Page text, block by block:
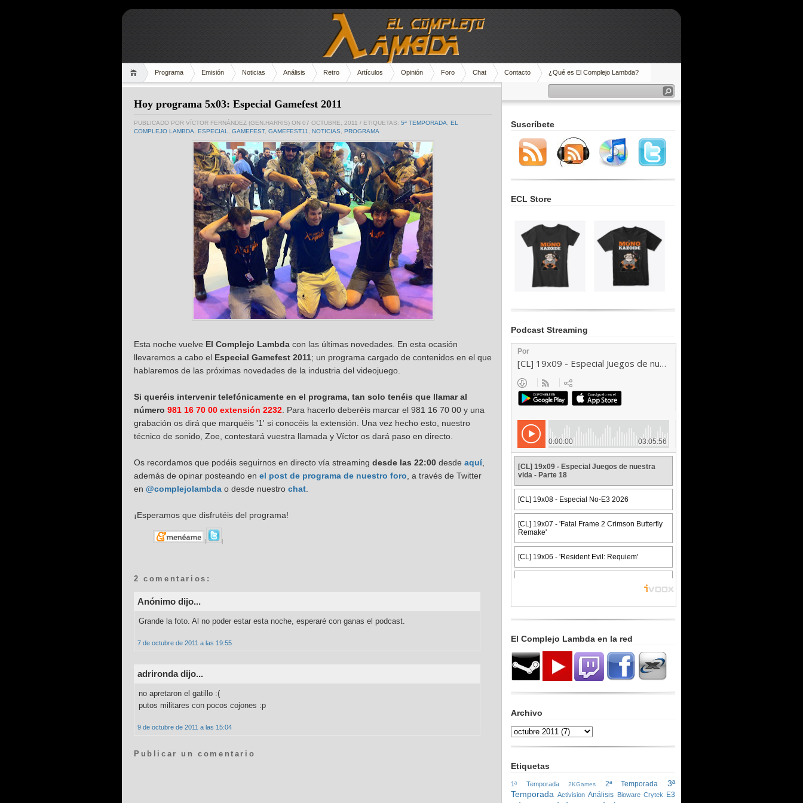
Programa Emisión Noticias Análisis Retro Artículos Opinión Foro Chat Contacto ¿Qué es El Complejo Lambda?
Hoy programa 5x03: Especial Gamefest 2011
PUBLICADO POR VÍCTOR FERNÁNDEZ (GEN.HARRIS) ON 07 OCTUBRE, 2011 / ETIQUETAS: 5ª TEMPORADA
EL
COMPLEJO LAMBDA
ESPECIAL GAMEFEST, GAMEFEST11 NOTICIAS PROGRAMA
Esta noche vuelve El Complejo Lambda con las últimas novedades. En esta ocasión
llevaremos a cabo el Especial Gamefest 2011; un programa cargado de contenidos en el que
hablaremos de las próximas novedades de la industria del videojuego.
Si queréis intervenir telefónicamente en el programa, tan solo tenéis que llamar al
número 981 16 70 00 extensión 2232 . Para hacerlo deberéis marcar el 981 16 70 00 y una
grabación os dirá que marquéis '1' si conocéis la extensión. Una vez hecho esto, nuestro
técnico de sonido, Zoe, contestará vuestra llamada y Víctor os dará paso en directo.
Os recordamos que podéis seguirnos en directo vía streaming desde las 22:00 desde aquí,
además de opinar posteando en el post de programa de nuestro foro , a través de Twitter
en @complejolambda o desde nuestro chat
¡Esperamos que disfrutéis del programa!
| |
2 comentarios:
Anónimo dijo...
Grande la foto. Al no poder estar esta noche, esperaré con ganas el podcast.
7 de octubre de 2011 a las 19:55
adrironda dijo...
no apretaron el gatillo :(
putos militares con pocos cojones :p
9 de octubre de 2011 a las 15:04
Publicar un comentario
Suscríbete
ECL Store
Podcast Streaming
El Complejo Lambda en la red
Archivo
Etiquetas
1ª Temporada 2KGames 2ª Temporada
3ª
Temporada
Activision Análisis Bioware Crytek E3